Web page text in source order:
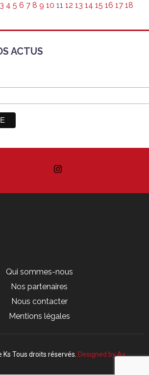
3 4 5 6 7 8 9 10 11 12 13 14 15 16 17 18
ACTUS
Qui sommes-nous
Nos partenaires
Nous contacter
Mentions légales
Tous droits réservés. Designed by Ax